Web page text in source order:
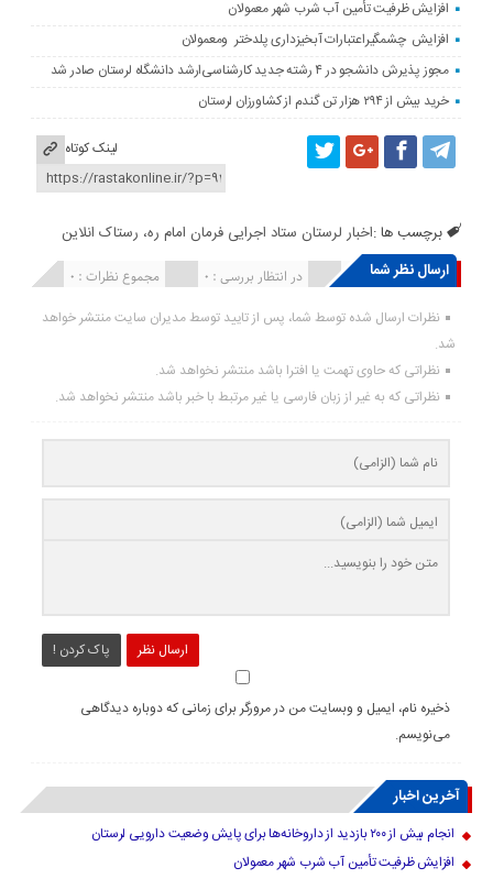
افزایش ظرفیت تأمین آب شرب شهر معمولان
افزایش چشمگیراعتبارات آبخیزداری پلدختر ومعمولان
مجوز پذیرش دانشجو در ۴ رشته جدید کارشناسی‌ارشد دانشگاه لرستان صادر شد
خرید بیش از ۲۹۴ هزار تن گندم از کشاورزان لرستان
لینک کوتاه
برچسب ها :اخبار لرستان ستاد اجرایی فرمان امام ره، رستاک انلاین
ارسال نظر شما
مجموع نظرات : 0 در انتظار بررسی : 0 انتشار یافته : ۰
نظرات ارسال شده توسط شما، پس از تایید توسط مدیران سایت منتشر خواهد
شد.
نظراتی که حاوی تهمت یا افترا باشد منتشر نخواهد شد.
نظراتی که به غیر از زبان فارسی یا غیر مرتبط با خبر باشد منتشر نخواهد شد.
ارسال نظر پاک کردن !
ذخیره نام، ایمیل و وبسایت من در مرورگر برای زمانی که دوباره دیدگاهی
می‌نویسم.
آخرین اخبار
انجام بیش از ۲۰۰ بازدید از داروخانه‌ها برای پایش وضعیت دارویی لرستان
افزایش ظرفیت تأمین آب شرب شهر معمولان